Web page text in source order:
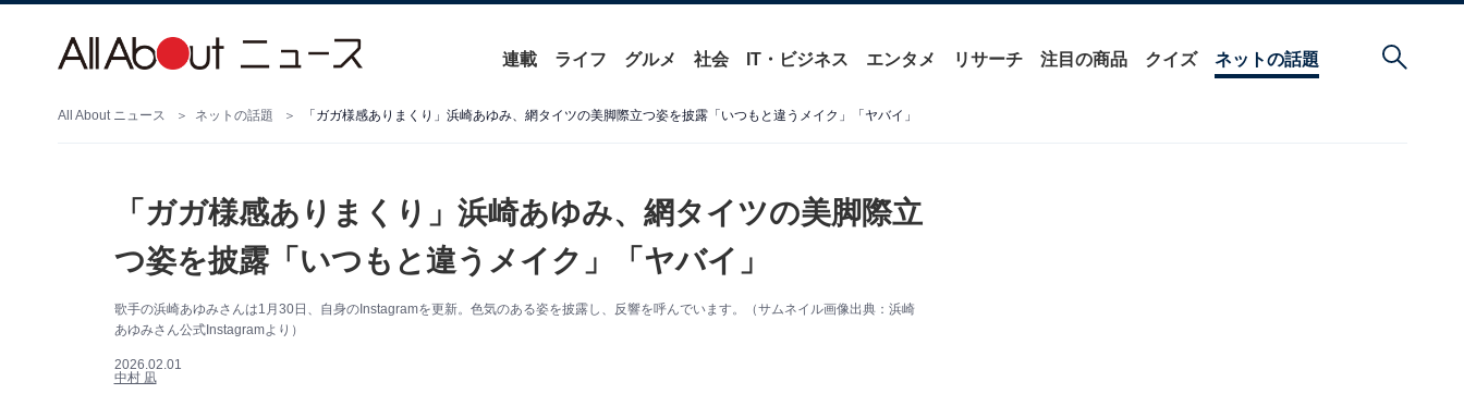
連載 ライフ グルメ 社会 IT・ビジネス エンタメ リサーチ 注目の商品 クイズ ネットの話題
All About ニュース ネットの話題 「ガガ様感ありまくり」浜崎あゆみ、網タイツの美脚際立つ姿を披露「いつもと違うメイク」「ヤバイ」
「ガガ様感ありまくり」浜崎あゆみ、網タイツの美脚際立
つ姿を披露「いつもと違うメイク」「ヤバイ」
歌手の浜崎あゆみさんは1月30日、自身のInstagramを更新。色気のある姿を披露し、反響を呼んでいます。（サムネイル画像出典：浜崎
あゆみさん公式Instagramより）
2026.02.01
中村 凪